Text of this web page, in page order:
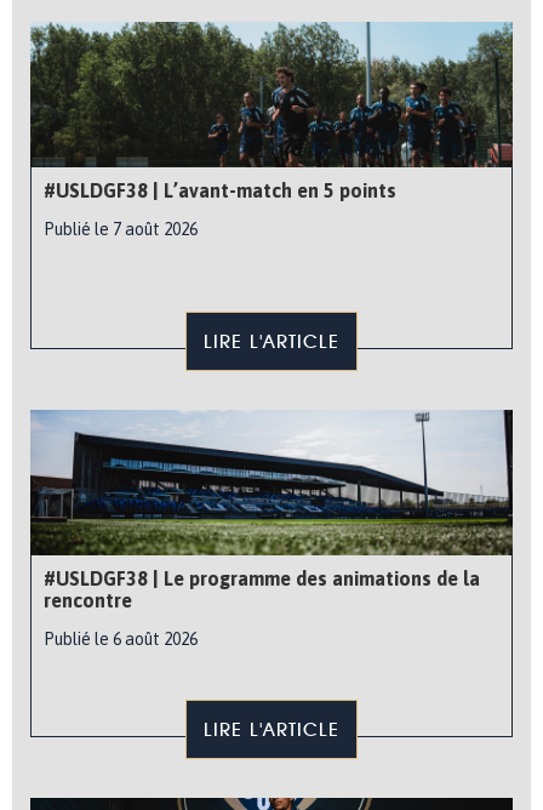
#USLDGF38 | L’avant-match en 5 points
Publié le 7 août 2026
LIRE L'ARTICLE
#USLDGF38 | Le programme des animations de la
rencontre
Publié le 6 août 2026
LIRE L'ARTICLE